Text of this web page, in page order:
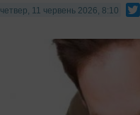
четвер, 11 червень 2026, 8:10